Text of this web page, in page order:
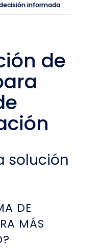
informada
de
solución
DE
MÁS